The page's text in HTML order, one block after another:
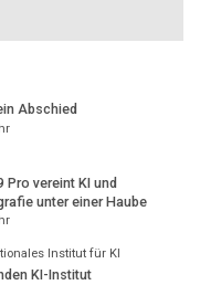
Abschied
Pro vereint KI und
unter einer Haube
Institut für KI
KI-Institut